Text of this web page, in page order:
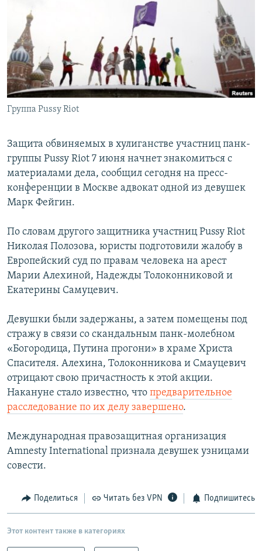
РАСПИСАНИЕ ВЕЩАНИЯ
ПОДПИШИТЕСЬ НА РАССЫЛКУ
СОЦИАЛЬНЫЕ СЕТИ
Все сайты РСЕ/РС
Группа Pussy Riot
Защита обвиняемых в хулиганстве участниц панк-
группы Pussy Riot 7 июня начнет знакомиться с
материалами дела, сообщил сегодня на пресс-
конференции в Москве адвокат одной из девушек
Марк Фейгин.
По словам другого защитника участниц Pussy Riot
Николая Полозова, юристы подготовили жалобу в
Европейский суд по правам человека на арест
Марии Алехиной, Надежды Толоконниковой и
Екатерины Самуцевич.
Девушки были задержаны, а затем помещены под
стражу в связи со скандальным панк-молебном
«Богородица, Путина прогони» в храме Христа
Спасителя. Алехина, Толоконникова и Смауцевич
отрицают свою причастность к этой акции.
Накануне стало известно, что предварительное
расследование по их делу завершено.
Международная правозащитная организация
Amnesty International признала девушек узницами
совести.
Поделиться Читать без VPN Подпишитесь
Этот контент также в категориях